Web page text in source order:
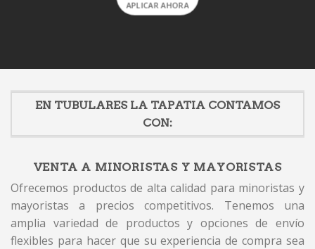
APLICAR AHORA
EN TUBULARES LA TAPATIA CONTAMOS
CON:
VENTA A MINORISTAS Y MAYORISTAS
Ofrecemos productos de alta calidad para minoristas y
mayoristas a precios competitivos. Tenemos una
amplia variedad de productos y opciones de envío
flexibles para hacer que su experiencia de compra sea